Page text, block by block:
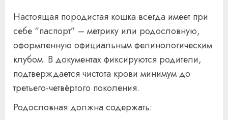
Настоящая породистая кошка всегда имеет при
себе “паспорт” – метрику или родословную,
оформленную официальным фелинологическим
клубом. В документах фиксируются родители,
подтверждается чистота крови минимум до
третьего-четвёртого поколения.
Родословная должна содержать: